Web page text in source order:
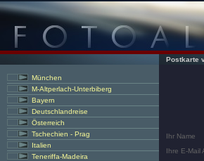
Postkarte
München
M-Altperlach-Unterbiberg
Bayern
Deutschlandreise
Österreich
Tschechien - Prag
Italien
Teneriffa-Madeira
Ihr Name
Ihre E-Mail